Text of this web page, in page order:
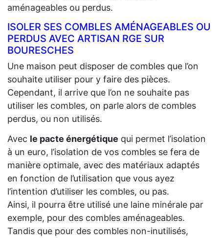
aménageables ou perdus.
ISOLER SES COMBLES AMÉNAGEABLES OU
PERDUS AVEC ARTISAN RGE SUR
BOURESCHES
Une maison peut disposer de combles que l’on
souhaite utiliser pour y faire des pièces.
Cependant, il arrive que l’on ne souhaite pas
utiliser les combles, on parle alors de combles
perdus, ou non utilisés.
Avec le pacte énergétique qui permet l’isolation
à un euro, l’isolation de vos combles se fera de
manière optimale, avec des matériaux adaptés
en fonction de l’utilisation que vous ayez
l’intention d’utiliser les combles, ou pas.
Ainsi, il pourra être utilisé une laine minérale par
exemple, pour des combles aménageables.
Tandis que pour des combles non-inutilisés,